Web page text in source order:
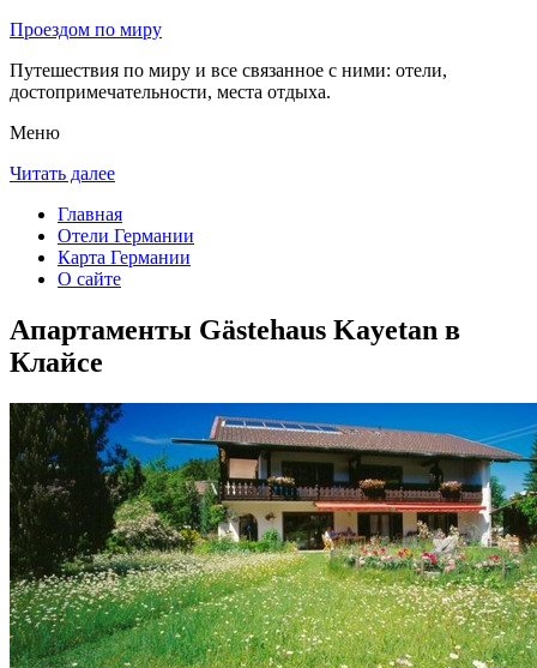
Проездом по миру
Путешествия по миру и все связанное с ними: отели,
достопримечательности, места отдыха.
Меню
Читать далее
Главная
Отели Германии
Карта Германии
О сайте
Апартаменты Gästehaus Kayetan в
Клайсе